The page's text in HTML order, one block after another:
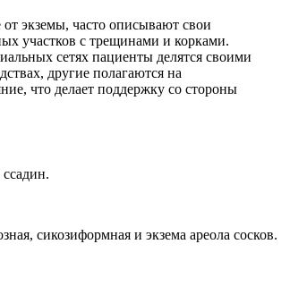
экземы, часто описывают свои
участков с трещинами и корками.
сетях пациенты делятся своими
другие полагаются на
что делает поддержку со стороны
сикозиформная и экзема ареола сосков.